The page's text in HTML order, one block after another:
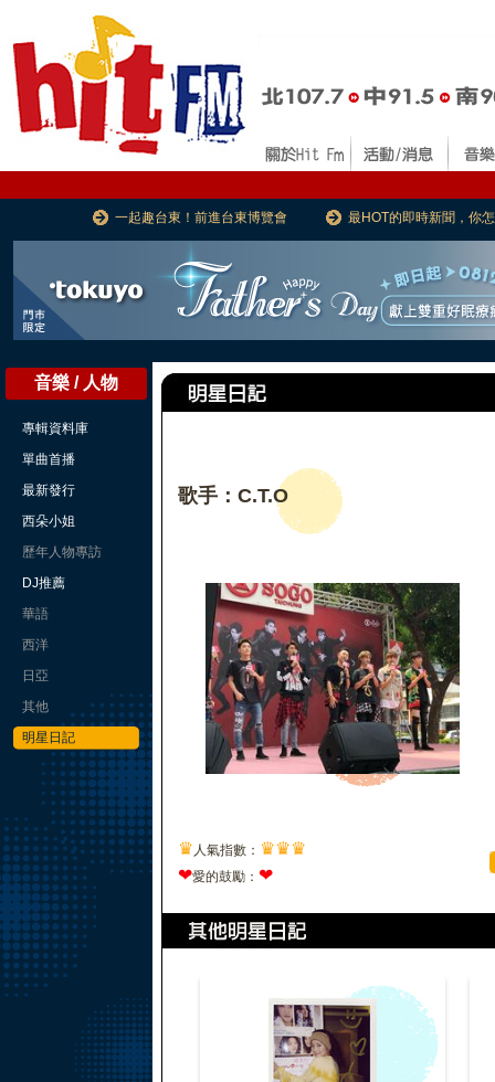
一起趣台東！前進台東博覽會 最HOT的即時新聞，你
音樂 / 人物
專輯資料庫
單曲首播
最新發行
西朵小姐
歷年人物專訪
DJ推薦
華語
西洋
日亞
其他
明星日記
歌手：C.T.O
♛ 人氣指數： ♛♛♛
❤愛的鼓勵： ❤